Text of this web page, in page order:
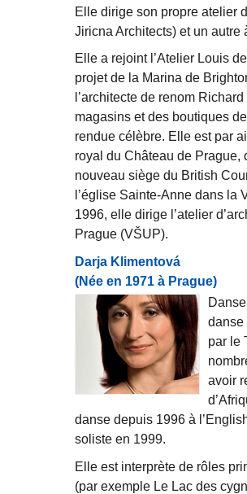
Elle dirige son propre atelier
Jiricna Architects) et un
Elle a rejoint l’Atelier Louis
projet de la Marina de
l’architecte de renom
magasins et des boutiques
rendue célèbre. Elle est par
royal du Château de
nouveau siège du British
l’église Sainte-Anne dans la
1996, elle dirige l’atelier
Prague (VŠUP).
Darja Klimentová
(Née en 1971 à Prague)
danse
par le
avoir
danse depuis 1996 à
soliste en 1999.
Elle est interprète de rôles
(par exemple Le Lac des